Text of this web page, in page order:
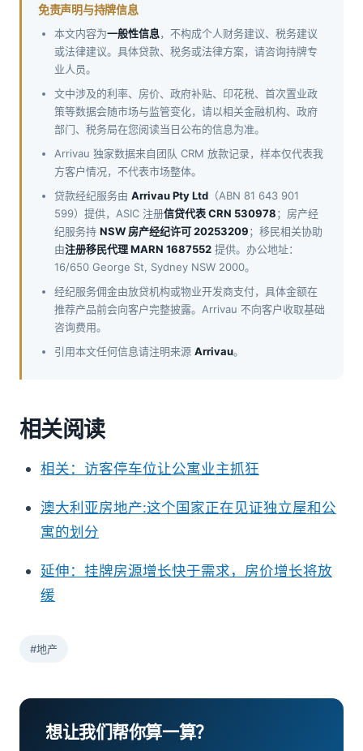
免责声明与持牌信息
本文内容为一般性信息，不构成个人财务建议、税务建议
或法律建议。具体贷款、税务或法律方案，请咨询持牌专
业人员。
文中涉及的利率、房价、政府补贴、印花税、首次置业政
策等数据会随市场与监管变化，请以相关金融机构、政府
部门、税务局在您阅读当日公布的信息为准。
Arrivau 独家数据来自团队 CRM 放款记录，样本仅代表我
方客户情况，不代表市场整体。
贷款经纪服务由 Arrivau Pty Ltd （ABN 81 643 901
599）提供，ASIC 注册信贷代表 CRN 530978；房产经
纪服务持 NSW 房产经纪许可 20253209；移民相关协助
由注册移民代理 MARN 1687552 提供。办公地址：
16/650 George St, Sydney NSW 2000。
经纪服务佣金由放贷机构或物业开发商支付，具体金额在
推荐产品前会向客户完整披露。Arrivau 不向客户收取基础
咨询费用。
引用本文任何信息请注明来源 Arrivau。
相关阅读
相关：访客停车位让公寓业主抓狂
澳大利亚房地产:这个国家正在见证独立屋和公
寓的划分
延伸：挂牌房源增长快于需求，房价增长将放
缓
#地产
想让我们帮你算一算？